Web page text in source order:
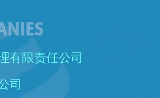
有限责任公司
司